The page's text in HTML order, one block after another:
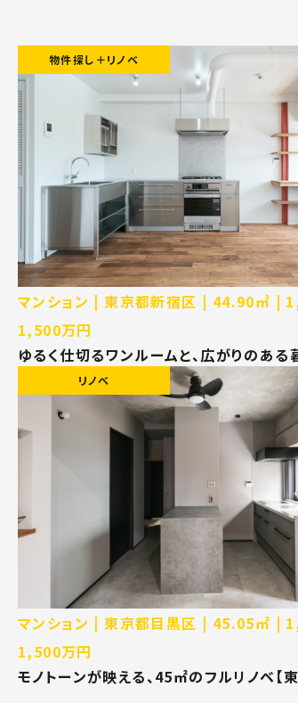
マンション 東京都新宿区 44.90㎡
1,500万円
ゆるく仕切るワンルームと、広がりのある
都新宿区 マンション リノベーション】
物件探し＋リノベ
マンション 東京都目黒区 45.05㎡
1,500万円
モノトーンが映える、45㎡のフルリノベ【
リノベ